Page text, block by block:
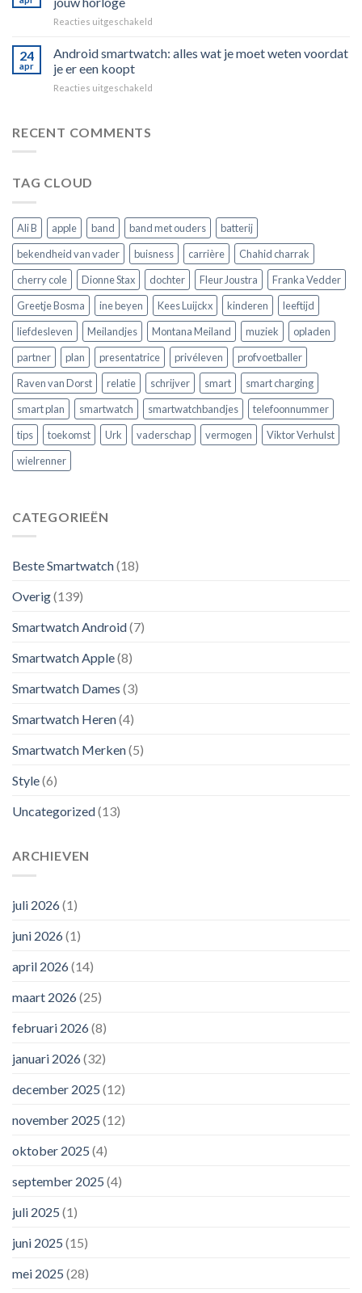
kies
Reacties uitgeschakeld
band
vervangen:
24
apr
Android smartwatch: alles wat je moet weten voordat
je er een koopt
Reacties uitgeschakeld
er
een
koopt
RECENT COMMENTS
TAG CLOUD
Ali B apple band band met ouders
batterij
bekendheid van vader
buisness carrière
Chahid charrak
cherry cole
Dionne Stax dochter Fleur Joustra
Franka Vedder
Greetje Bosma
ine beyen Kees Luijckx kinderen
leeftijd
liefdesleven
Meilandjes Montana Meiland muziek
opladen
partner
plan presentatrice privéleven
profvoetballer
Raven van Dorst
relatie schrijver smart
smart charging
smart plan
smartwatch smartwatchbandjes
telefoonnummer
tips
toekomst Urk vaderschap vermogen
Viktor Verhulst
wielrenner
CATEGORIEËN
Beste Smartwatch(18)
Overig(139)
Smartwatch Android(7)
Smartwatch Apple(8)
Smartwatch Dames (3)
Smartwatch Heren(4)
Smartwatch Merken(5)
Style(6)
Uncategorized(13)
ARCHIEVEN
juli 2026(1)
juni 2026(1)
april 2026(14)
maart 2026(25)
februari 2026(8)
januari 2026(32)
december 2025 (12)
november 2025 (12)
oktober 2025 (4)
september 2025 (4)
juli 2025 (1)
juni 2025 (15)
mei 2025 (28)